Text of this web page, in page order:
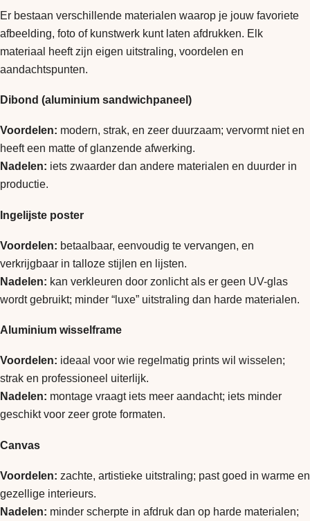
Er bestaan verschillende materialen waarop je jouw favoriete
afbeelding, foto of kunstwerk kunt laten afdrukken. Elk
materiaal heeft zijn eigen uitstraling, voordelen en
aandachtspunten.
Dibond (aluminium sandwichpaneel)
Voordelen: modern, strak, en zeer duurzaam; vervormt niet en
heeft een matte of glanzende afwerking.
Nadelen: iets zwaarder dan andere materialen en duurder in
productie.
Ingelijste poster
Voordelen: betaalbaar, eenvoudig te vervangen, en
verkrijgbaar in talloze stijlen en lijsten.
Nadelen: kan verkleuren door zonlicht als er geen UV-glas
wordt gebruikt; minder “luxe” uitstraling dan harde materialen.
Aluminium wisselframe
Voordelen: ideaal voor wie regelmatig prints wil wisselen;
strak en professioneel uiterlijk.
Nadelen: montage vraagt iets meer aandacht; iets minder
geschikt voor zeer grote formaten.
Canvas
Voordelen: zachte, artistieke uitstraling; past goed in warme en
gezellige interieurs.
Nadelen: minder scherpte in afdruk dan op harde materialen;